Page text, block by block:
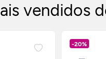
vendidos
-20%